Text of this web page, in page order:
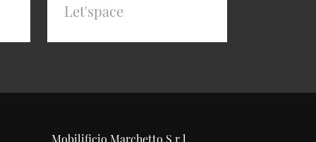
Let'space
Mobilificio Marchetto S.r.l.